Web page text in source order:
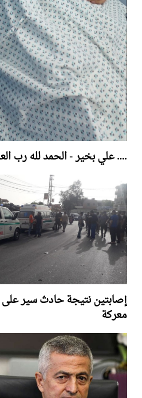
علي بخير - الحمد لله رب العالمين ....
إصابتين نتيجة حادث سير
معركة